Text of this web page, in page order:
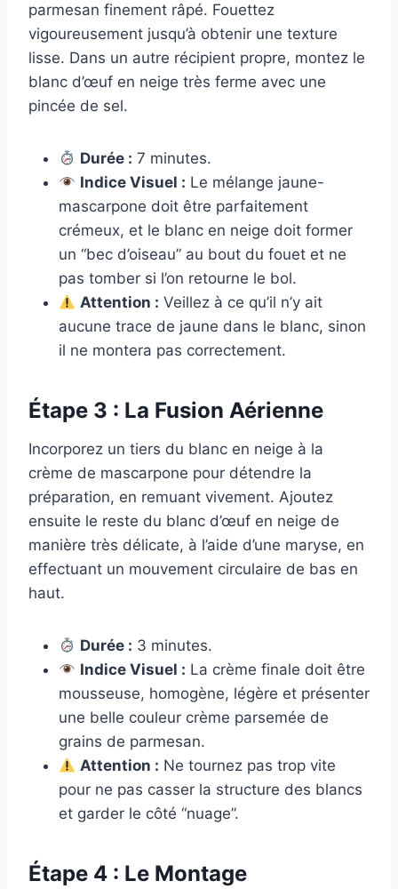
parmesan finement râpé. Fouettez
vigoureusement jusqu’à obtenir une texture
lisse. Dans un autre récipient propre, montez le
blanc d’œuf en neige très ferme avec une
pincée de sel.
Durée : 7 minutes.
Indice Visuel : Le mélange jaune-
mascarpone doit être parfaitement
crémeux, et le blanc en neige doit former
un “bec d’oiseau” au bout du fouet et ne
pas tomber si l’on retourne le bol.
Attention : Veillez à ce qu’il n’y ait
aucune trace de jaune dans le blanc, sinon
il ne montera pas correctement.
Étape 3 : La Fusion Aérienne
Incorporez un tiers du blanc en neige à la
crème de mascarpone pour détendre la
préparation, en remuant vivement. Ajoutez
ensuite le reste du blanc d’œuf en neige de
manière très délicate, à l’aide d’une maryse, en
effectuant un mouvement circulaire de bas en
haut.
Durée : 3 minutes.
Indice Visuel : La crème finale doit être
mousseuse, homogène, légère et présenter
une belle couleur crème parsemée de
grains de parmesan.
Attention : Ne tournez pas trop vite
pour ne pas casser la structure des blancs
et garder le côté “nuage”.
Étape 4 : Le Montage